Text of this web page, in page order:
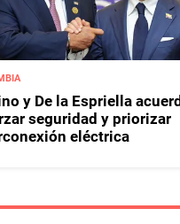
y De la Espriella
seguridad y priorizar
eléctrica